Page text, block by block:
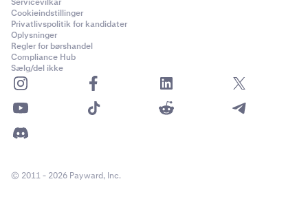
Cookieindstillinger
Privatlivspolitik for kandidater
Oplysninger
Regler for børshandel
Compliance Hub
Sælg/del ikke
© 2011 - 2026 Payward, Inc.